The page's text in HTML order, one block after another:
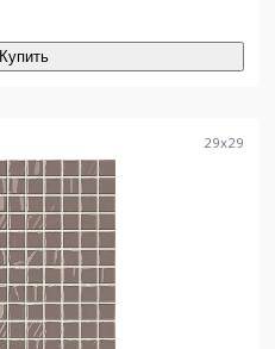
Купить
29x29